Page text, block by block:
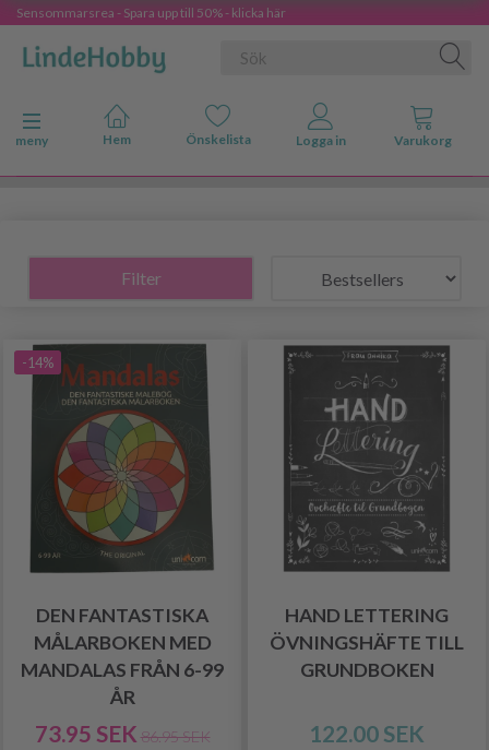
Sensommarsrea - Spara upp till 50% - klicka här
Ändra navigering
meny
Filter
-14%
DEN FANTASTISKA
MÅLARBOKEN MED
MANDALAS FRÅN 6-99
ÅR
73.95 SEK 86.95 SEK
HAND LETTERING
ÖVNINGSHÄFTE TILL
GRUNDBOKEN
122.00 SEK